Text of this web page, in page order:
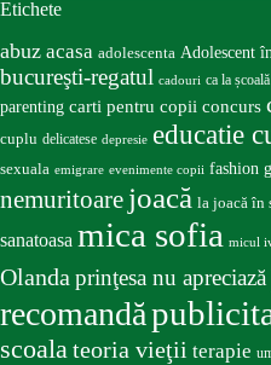
Etichete
abuz acasa adolescenta Adolescent
bucureşti-regatul cadouri ca la școală
parenting carti pentru copii concurs
cuplu delicatese depresie educatie
sexuala emigrare evenimente copii fashion
nemuritoare joacă la joacă în
sanatoasa mica sofia micul
Olanda prinţesa nu apreciază
recomandă
scoala teoria vieţii terapie